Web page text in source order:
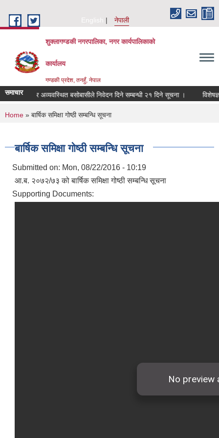
English
नेपाली
शुक्लागण्डकी नगरपालिका, नगर कार्यपालिकाको
कार्यालय
गण्डकी प्रदेश, तनहुँ, नेपाल
समाचार र अव्यवस्थित बसोबासीले निवेदन दिने सम्बन्धी २१ दिने सूचना ।
You are here
Home » बार्षिक समिक्षा गोष्ठी सम्बन्धि सूचना
बार्षिक समिक्षा गोष्ठी सम्बन्धि सूचना
Submitted on: Mon, 08/22/2016 - 10:19
आ.ब. २०७२/७३ को बार्षिक समिक्षा गोष्ठी सम्बन्धि सूचना
Supporting Documents: